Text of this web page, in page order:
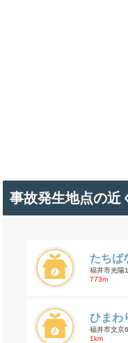
事故発生地点の近
たちば
福井市光陽
773m
ひまわ
福井市文京
1km